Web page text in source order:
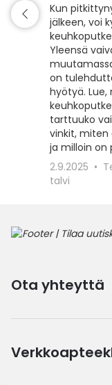
Kun
jälkeen, voi
Yleensä
on
hyötyä. Lue,
tarttuuko
vinkit, miten
ja milloin on
2.9.2025
talvi
Ota yhteyttä